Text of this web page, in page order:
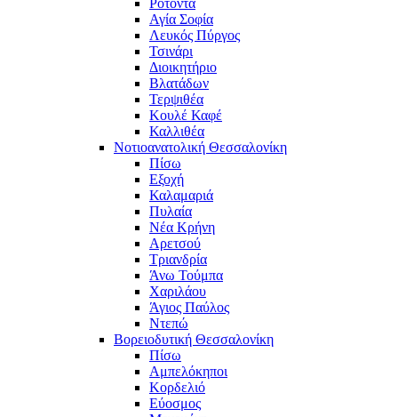
Ροτόντα
Αγία Σοφία
Λευκός Πύργος
Τσινάρι
Διοικητήριο
Βλατάδων
Τερψιθέα
Κουλέ Καφέ
Καλλιθέα
Νοτιοανατολική Θεσσαλονίκη
Πίσω
Εξοχή
Καλαμαριά
Πυλαία
Νέα Κρήνη
Αρετσού
Τριανδρία
Άνω Τούμπα
Χαριλάου
Άγιος Παύλος
Ντεπώ
Βορειοδυτική Θεσσαλονίκη
Πίσω
Αμπελόκηποι
Κορδελιό
Εύοσμος